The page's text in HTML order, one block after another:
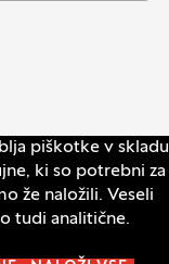
piškotke v skladu
ki so potrebni za
že naložili. Veseli
tudi analitične.